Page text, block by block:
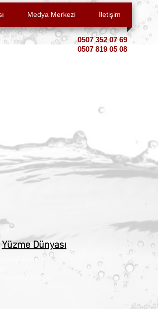
Medya Merkezi İletişim
0507 352 07 69
0507 819 05 08
Yüzme Dünyası
Haberleri
Kayit Formu